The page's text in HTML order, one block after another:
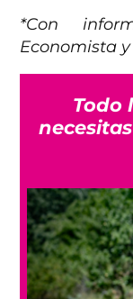
*Con
Economista y
Todo